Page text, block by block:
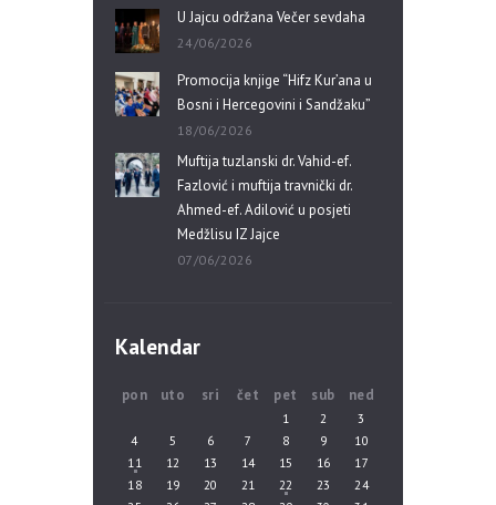
U Jajcu održana Večer sevdaha
24/06/2026
Promocija knjige “Hifz Kur’ana u
Bosni i Hercegovini i Sandžaku”
18/06/2026
Muftija tuzlanski dr. Vahid-ef.
Fazlović i muftija travnički dr.
Ahmed-ef. Adilović u posjeti
Medžlisu IZ Jajce
07/06/2026
Kalendar
pon uto sri čet pet sub ned
1 2
3
4
5 6 7 8 9
10
11
12 13 14 15 16
17
18
19 20 21 22 23
24